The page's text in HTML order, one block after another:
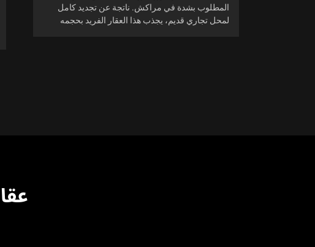
المطلوب بشدة في مراكش. ناتجة عن تجديد كامل
لمحل تجاري قديم، يجذب هذا العقار الفريد بحجمه